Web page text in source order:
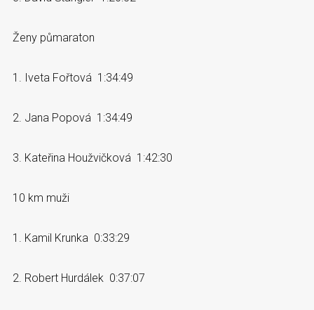
Ženy půmaraton
1. Iveta Fořtová 1:34:49
2. Jana Popová 1:34:49
3. Kateřina Houžvičková 1:42:30
10 km muži
1. Kamil Krunka 0:33:29
2. Robert Hurdálek 0:37:07